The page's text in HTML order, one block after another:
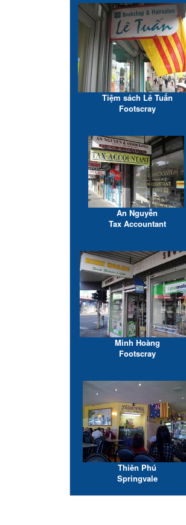
Tiệm sách Lê Tuấn
Footscray
An Nguyễn
Tax Accountant
Minh Hoàng
Footscray
Thiên Phú
Springvale